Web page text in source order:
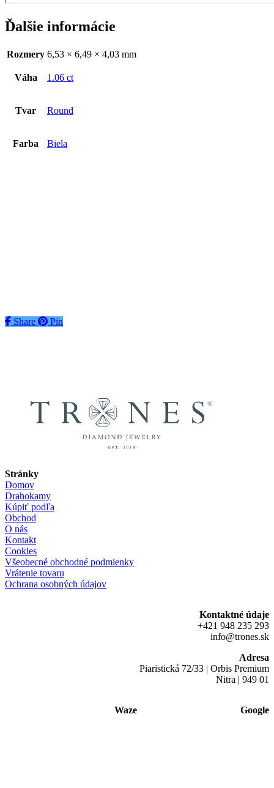
Ďalšie informácie
Rozmery 6,53 × 6,49 × 4,03 mm
Váha 1.06 ct
Tvar Round
Farba Biela
Share
Share Pin
Stránky
Domov
Drahokamy
Kúpiť podľa
Obchod
O nás
Kontakt
Cookies
Všeobecné obchodné podmienky
Vrátenie tovaru
Ochrana osobných údajov
Kontaktné údaje
+421 948 235 293
info@trones.sk
Adresa
Piaristická 72/33 | Orbis Premium
Nitra | 949 01
Waze Google